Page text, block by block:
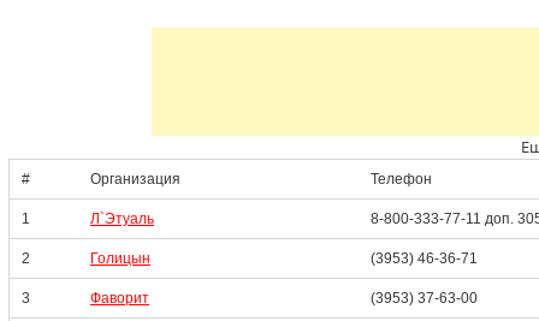
# Организация Телефон
1 Л`Этуаль 8-800-333-77-11 доп.
2 Голицын (3953) 46-36-71
3 Фаворит (3953) 37-63-00